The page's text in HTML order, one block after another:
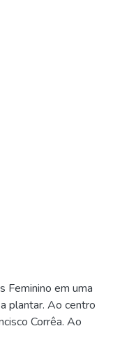
Feminino em uma
plantar. Ao centro
Corrêa. Ao